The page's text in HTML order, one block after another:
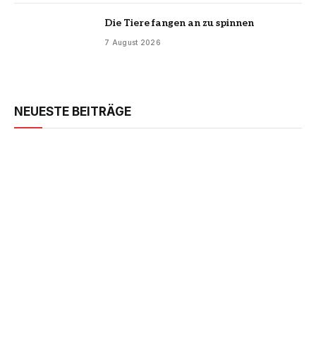
Die Tiere fangen an zu spinnen
7 August 2026
NEUESTE BEITRÄGE